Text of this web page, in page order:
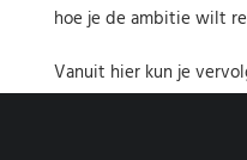
hoe je de ambitie wilt
Vanuit hier kun je